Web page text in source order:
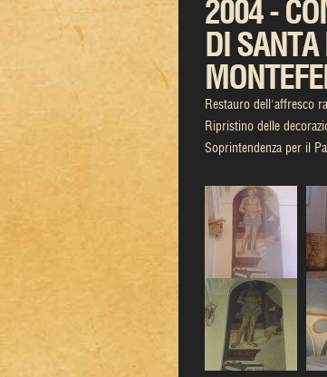
2004 -
DI
Restauro dell'affresco
Ripristino delle
Soprintendenza per il